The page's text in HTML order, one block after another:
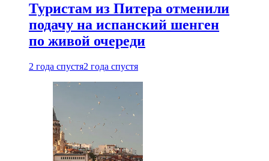
Туристам из Питера отменили
подачу на испанский шенген
по живой очереди
2 года спустя2 года спустя